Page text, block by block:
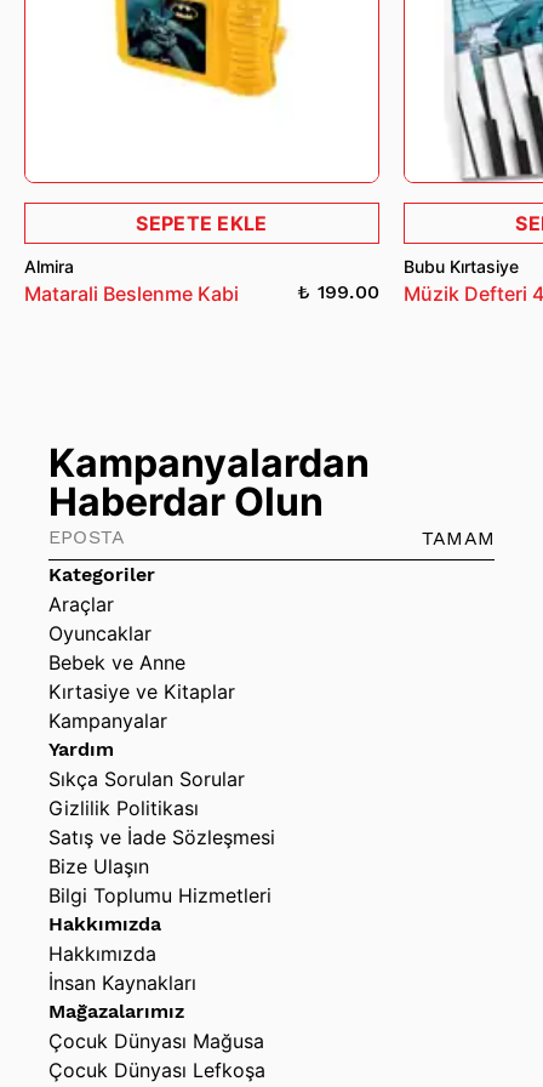
SEPETE EKLE
Almira
Matarali Beslenme Kabi ₺ 199.00
Bubu Kırtasiye
Müzik Defteri
Kategoriler
Araçlar
Oyuncaklar
Bebek ve Anne
Kırtasiye ve Kitaplar
Kampanyalar
Yardım
Sıkça Sorulan Sorular
Gizlilik Politikası
Satış ve İade Sözleşmesi
Bize Ulaşın
Bilgi Toplumu Hizmetleri
Hakkımızda
Hakkımızda
İnsan Kaynakları
Mağazalarımız
Çocuk Dünyası Mağusa
Çocuk Dünyası Lefkoşa
Kampanyalardan
Haberdar Olun
TAMAM